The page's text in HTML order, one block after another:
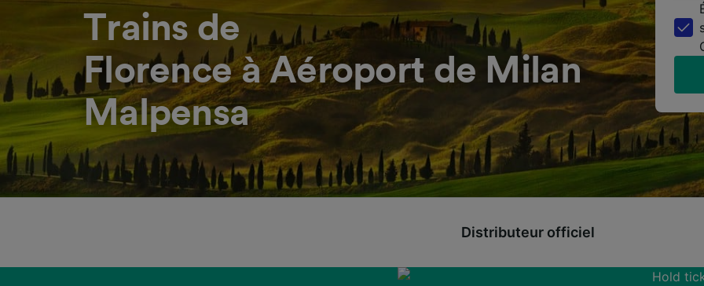
Trains de
Florence à Aéroport de Milan
Malpensa
Distributeur officiel